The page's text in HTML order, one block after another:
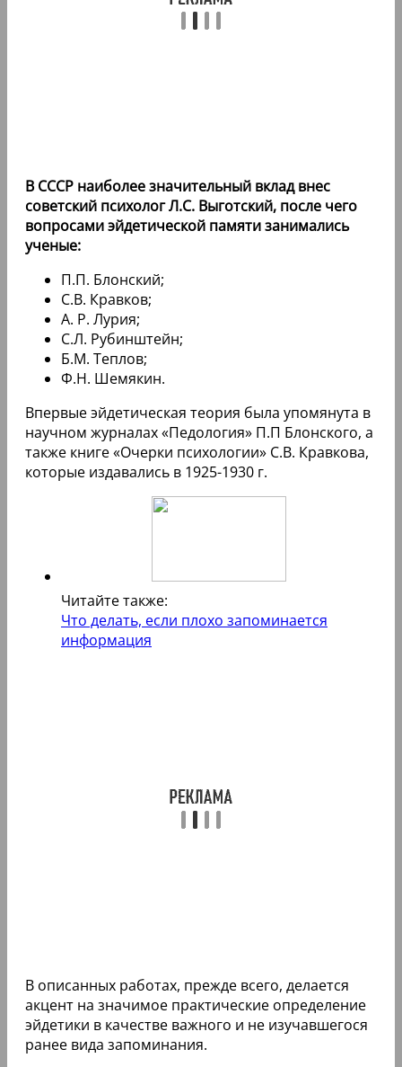
В СССР наиболее значительный вклад внес
советский психолог Л.С. Выготский, после чего
вопросами эйдетической памяти занимались
ученые:
П.П. Блонский;
С.В. Кравков;
А. Р. Лурия;
С.Л. Рубинштейн;
Б.М. Теплов;
Ф.Н. Шемякин.
Впервые эйдетическая теория была упомянута в
научном журналах «Педология» П.П Блонского, а
также книге «Очерки психологии» С.В. Кравкова,
которые издавались в 1925-1930 г.
Читайте также:
Что делать, если плохо запоминается
информация
В описанных работах, прежде всего, делается
акцент на значимое практические определение
эйдетики в качестве важного и не изучавшегося
ранее вида запоминания.